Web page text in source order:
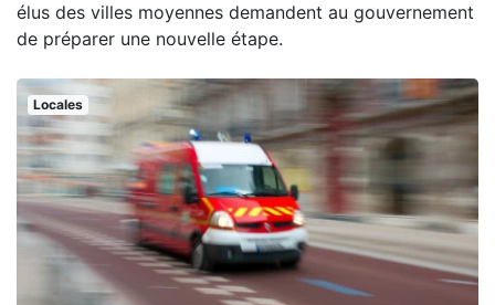
élus des villes moyennes demandent au gouvernement
de préparer une nouvelle étape.
Locales